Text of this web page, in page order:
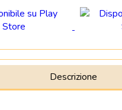
Descrizione